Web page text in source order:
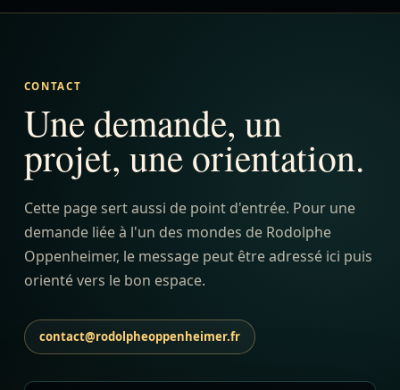
CONTACT
Une demande, un
projet, une orientation.
Cette page sert aussi de point d'entrée. Pour une
demande liée à l'un des mondes de Rodolphe
Oppenheimer, le message peut être adressé ici puis
orienté vers le bon espace.
contact@rodolpheoppenheimer.fr